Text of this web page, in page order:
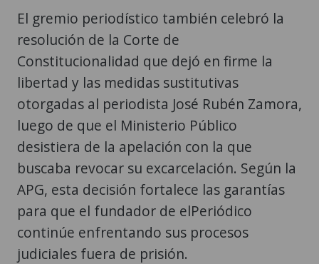
El gremio periodístico también celebró la
resolución de la Corte de
Constitucionalidad que dejó en firme la
libertad y las medidas sustitutivas
otorgadas al periodista José Rubén Zamora,
luego de que el Ministerio Público
desistiera de la apelación con la que
buscaba revocar su excarcelación. Según la
APG, esta decisión fortalece las garantías
para que el fundador de elPeriódico
continúe enfrentando sus procesos
judiciales fuera de prisión.